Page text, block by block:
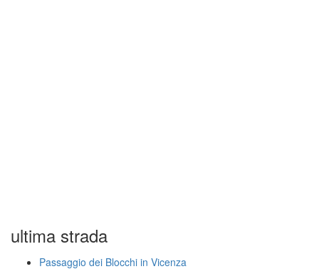
ultima strada
Passaggio dei Blocchi in Vicenza